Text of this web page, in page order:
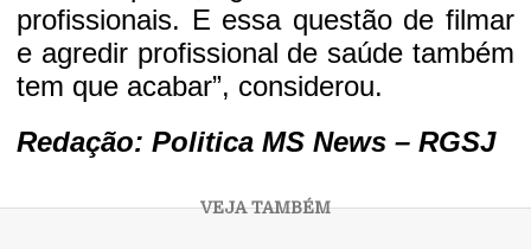
profissionais. E essa questão de filmar
e agredir profissional de saúde também
tem que acabar”, considerou.
Redação: Politica MS News – RGSJ